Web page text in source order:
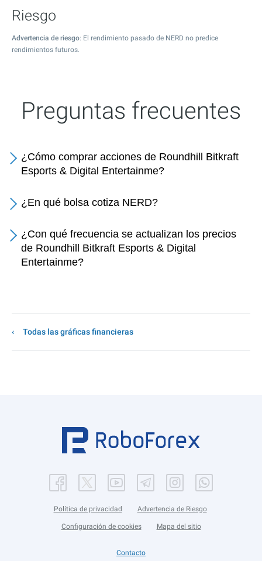
Riesgo
Advertencia de riesgo: El rendimiento pasado de NERD no predice
rendimientos futuros.
Preguntas frecuentes
¿Cómo comprar acciones de Roundhill Bitkraft
Esports & Digital Entertainme?
¿En qué bolsa cotiza NERD?
¿Con qué frecuencia se actualizan los precios
de Roundhill Bitkraft Esports & Digital
Entertainme?
Todas las gráficas financieras
Política de privacidad Advertencia de Riesgo
Configuración de cookies Mapa del sitio
Contacto